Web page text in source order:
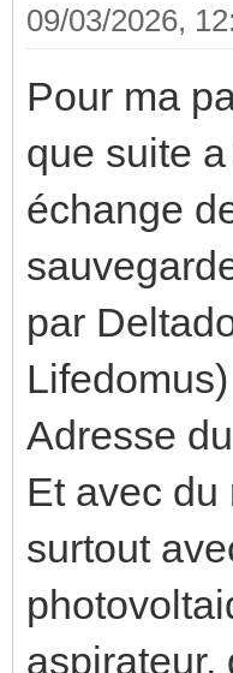
09/03/2026,
Pour ma
que suite
échange
par
Adresse
Et avec
surtout
aspirateur,